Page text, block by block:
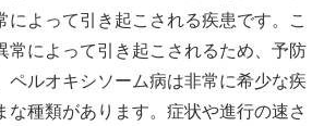
によって引き起こされる疾患です。こ
常によって引き起こされるため、予防
ペルオキシソーム病は非常に希少な疾
な種類があります。症状や進行の速さ